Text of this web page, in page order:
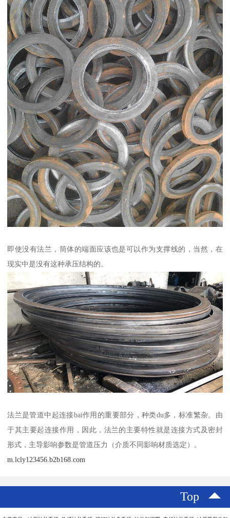
即使没有法兰，筒体的端面应该也是可以作为支撑线的，当然，在
现实中是没有这种承压结构的。
法兰是管道中起连接bai作用的重要部分，种类du多，标准繁杂。由
于其主要起连接作用，因此，法兰的主要特性就是连接方式及密封
形式，主导影响参数是管道压力（介质不同影响材质选定）。
m.lcly123456.b2b168.com
Top